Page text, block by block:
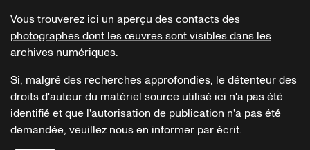
Vous trouverez ici un aperçu des contacts des
photographes dont les œuvres sont visibles dans les
archives numériques.
Si, malgré des recherches approfondies, le détenteur des
droits d'auteur du matériel source utilisé ici n'a pas été
identifié et que l'autorisation de publication n'a pas été
demandée, veuillez nous en informer par écrit.